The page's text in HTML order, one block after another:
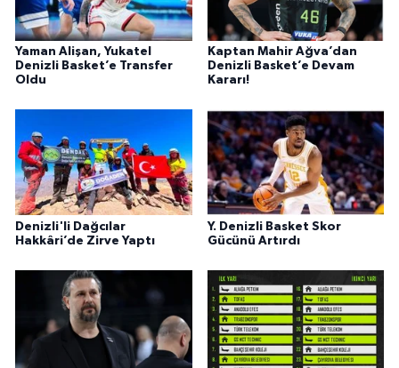
Yaman Alişan, Yukatel
Denizli Basket’e Transfer
Oldu
Kaptan Mahir Ağva’dan
Denizli Basket’e Devam
Kararı!
Denizli'li Dağcılar
Hakkâri’de Zirve Yaptı
Y. Denizli Basket Skor
Gücünü Artırdı